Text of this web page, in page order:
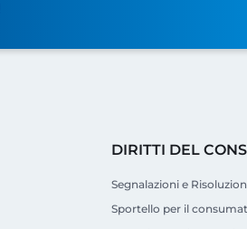
DIRITTI DEL
Segnalazioni e
Sportello per il